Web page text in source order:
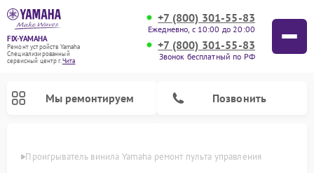
FIX-YAMAHA
Ремонт устройств Yamaha
Специализированный
cервисный центр г.Чита
+7 (800) 301-55-83
Ежедневно, с 10:00 до 20:00
+7 (800) 301-55-83
Звонок бесплатный по РФ
Мы ремонтируем Позвонить
Чите Проигрыватель винила Yamaha ремонт пульта управления